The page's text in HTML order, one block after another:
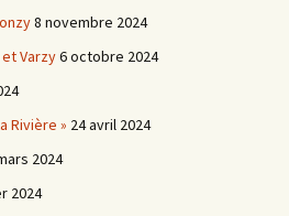
8 novembre 2024
et Varzy6 octobre 2024
Rivière » 24 avril 2024
2024
2024